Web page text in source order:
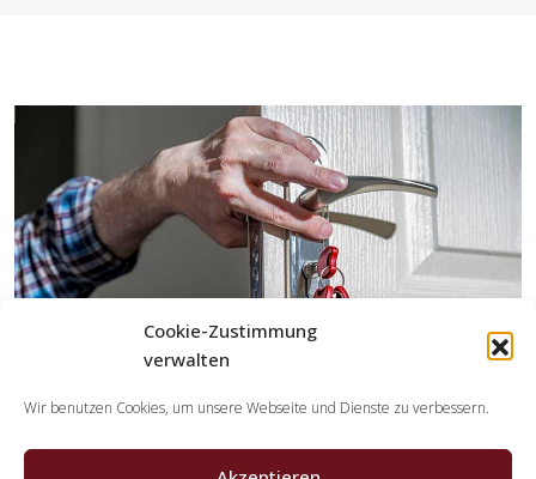
Cookie-Zustimmung
verwalten
Wir benutzen Cookies, um unsere Webseite und Dienste zu verbessern.